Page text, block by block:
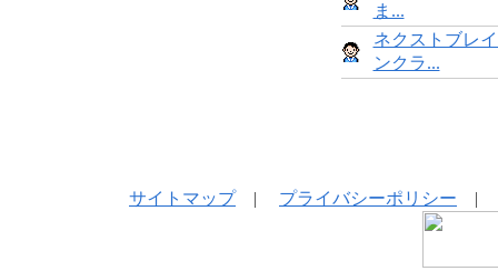
ま...
ネクストブレ
ンクラ...
サイトマップ| プライバシーポリシー